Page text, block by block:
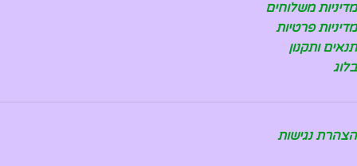
מדיניות משלוחים
מדיניות פרטיות
תנאים ותקנון
בלוג
הצהרת נגישות